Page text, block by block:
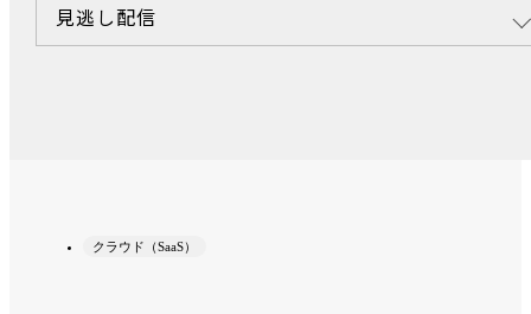
見逃し配信
クラウド（SaaS）